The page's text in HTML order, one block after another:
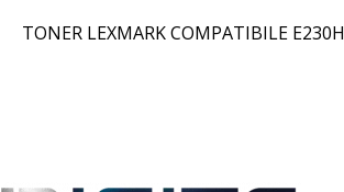
TONER LEXMARK COMPATIBILE E230H